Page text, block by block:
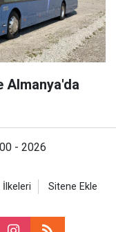
Almanya'da
- 2026
İlkeleri Sitene Ekle